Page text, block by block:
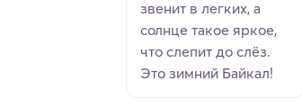
звенит в легких, а
солнце такое яркое,
что слепит до слёз.
Это зимний Байкал!